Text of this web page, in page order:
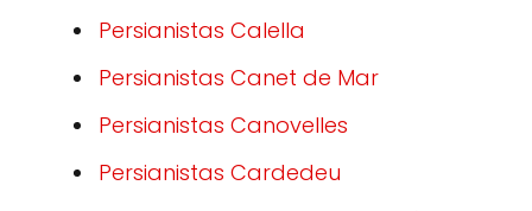
Persianistas Calella
Persianistas Canet de Mar
Persianistas Canovelles
Persianistas Cardedeu